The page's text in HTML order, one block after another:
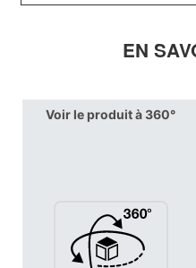
EN
Voir le produit à 360°